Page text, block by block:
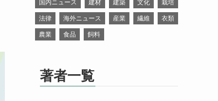
国内ニュース 建材 建築 文化 栽培
法律 海外ニュース 産業 繊維 衣類
農業 食品 飼料
著者一覧